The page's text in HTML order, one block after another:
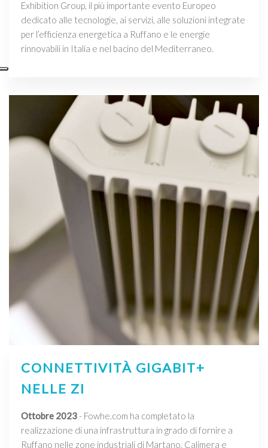
Exhibition Group, il più importante evento Europeo
dedicato alle tecnologie, ai servizi, alle soluzioni integrate
per l’efficienza energetica a Ruffano e le energie
rinnovabili in Italia e nel bacino del Mediterraneo.
CONNETTIVITÀ GIGABIT+
NELLE ZI
Ottobre 2023- Fowhe.com ha completato la
realizzazione di una infrastruttura in grado di fornire a
Ruffano nelle zone industriali di Martano, Calimera e